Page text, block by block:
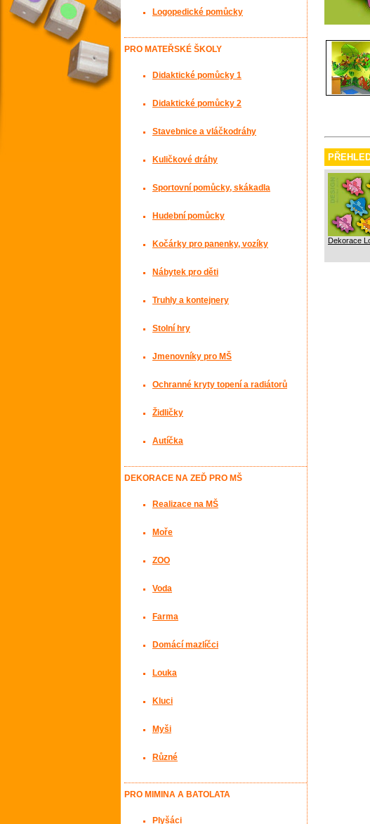
Dekorace
Logopedické pomůcky
PRO MATEŘSKÉ ŠKOLY
Didaktické pomůcky 1
Didaktické pomůcky 2
Stavebnice a vláčkodráhy
Kuličkové dráhy
Sportovní pomůcky, skákadla
Hudební pomůcky
Kočárky pro panenky, vozíky
Nábytek pro děti
Truhly a kontejnery
Stolní hry
Jmenovníky pro MŠ
Ochranné kryty topení a radiátorů
Židličky
Autíčka
DEKORACE NA ZEĎ PRO MŠ
Realizace na MŠ
Moře
ZOO
Voda
Farma
Domácí mazlíčci
Louka
Kluci
Myši
Různé
PRO MIMINA A BATOLATA
Plyšáci